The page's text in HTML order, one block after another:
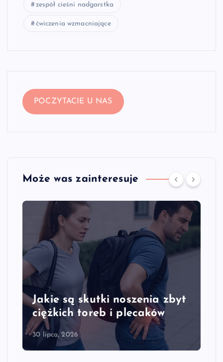
zespół cieśni nadgarstka
ćwiczenia wzmacniające
POCZYTACIE U NAS
Może was zainteresuje
Jakie są skutki noszenia zbyt
ciężkich toreb i plecaków
30 lipca, 2026